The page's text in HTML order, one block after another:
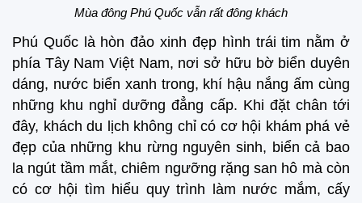
Mùa đông Phú Quốc vẫn rất đông khách
Phú Quốc là hòn đảo xinh đẹp hình trái tim nằm ở
phía Tây Nam Việt Nam, nơi sở hữu bờ biển duyên
dáng, nước biển xanh trong, khí hậu nắng ấm cùng
những khu nghỉ dưỡng đẳng cấp. Khi đặt chân tới
đây, khách du lịch không chỉ có cơ hội khám phá vẻ
đẹp của những khu rừng nguyên sinh, biển cả bao
la ngút tầm mắt, chiêm ngưỡng rặng san hô mà còn
có cơ hội tìm hiểu quy trình làm nước mắm, cấy